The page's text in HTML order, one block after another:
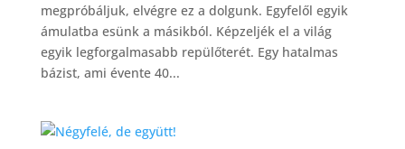
megpróbáljuk, elvégre ez a dolgunk. Egyfelől egyik
ámulatba esünk a másikból. Képzeljék el a világ
egyik legforgalmasabb repülőterét. Egy hatalmas
bázist, ami évente 40...